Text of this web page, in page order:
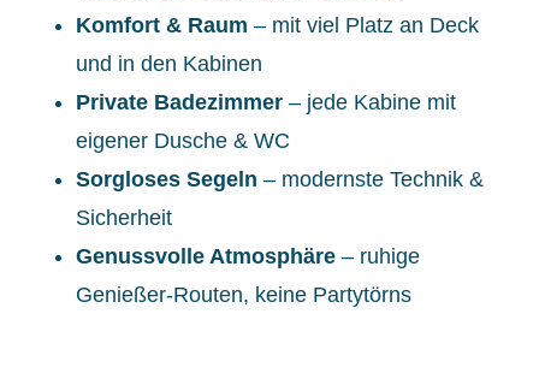
Komfort & Raum – mit viel Platz an Deck
und in den Kabinen
Private Badezimmer– jede Kabine mit
eigener Dusche & WC
Sorgloses Segeln – modernste Technik &
Sicherheit
Genussvolle Atmosphäre– ruhige
Genießer-Routen, keine Partytörns